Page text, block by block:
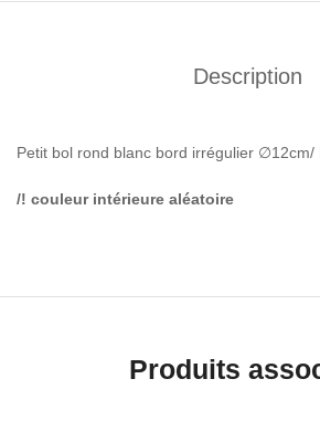
Description
Petit bol rond blanc bord irrégulier ∅12cm/
/! couleur intérieure aléatoire
Produits